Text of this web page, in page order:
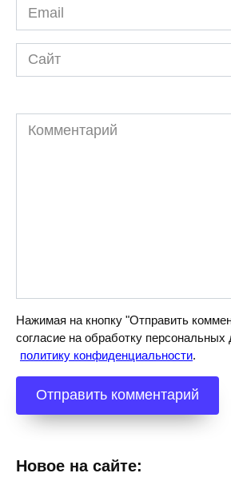
Email
*
Сайт
Комментарий
Нажимая на кнопку "Отправить
согласие на обработку
политику конфиденциальности.
Новое на сайте: